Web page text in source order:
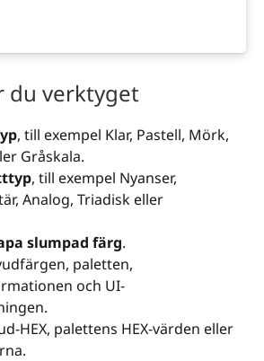
du verktyget
, till exempel Klar, Pastell, Mörk,
Gråskala.
, till exempel Nyanser,
Analog, Triadisk eller
slumpad färg.
paletten,
och UI-
HEX, palettens HEX-värden eller